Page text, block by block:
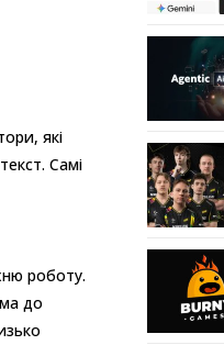
які
Самі
роботу.
до